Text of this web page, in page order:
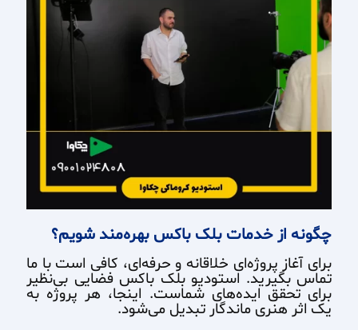
چگونه از خدمات بلک باکس بهره‌مند شویم؟
برای آغاز پروژه‌ای خلاقانه و حرفه‌ای، کافی است با ما
تماس بگیرید. استودیو بلک باکس فضایی بی‌نظیر
برای تحقق ایده‌های شماست. اینجا، هر پروژه به
یک اثر هنری ماندگار تبدیل می‌شود.